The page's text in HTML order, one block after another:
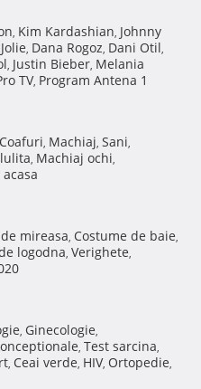
, Kim Kardashian, Johnny
, Dana Rogoz, Dani Otil,
, Justin Bieber, Melania
TV, Program Antena 1
Coafuri, Machiaj, Sani,
, Machiaj ochi,
mireasa, Costume de baie,
logodna, Verighete,
, Ginecologie,
, Test sarcina,
, Ceai verde, HIV, Ortopedie,